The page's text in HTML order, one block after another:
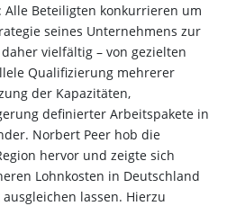
Beteiligten konkurrieren um
seines Unternehmens zur
vielfältig – von gezielten
Qualifizierung mehrerer
der Kapazitäten,
definierter Arbeitspakete in
Norbert Peer hob die
hervor und zeigte sich
Lohnkosten in Deutschland
lassen. Hierzu